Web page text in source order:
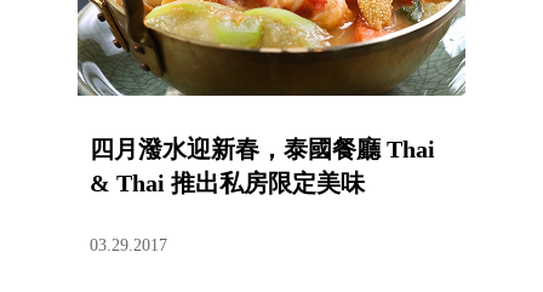
四月潑水迎新春，泰國餐廳 Thai
& Thai 推出私房限定美味
03.29.2017